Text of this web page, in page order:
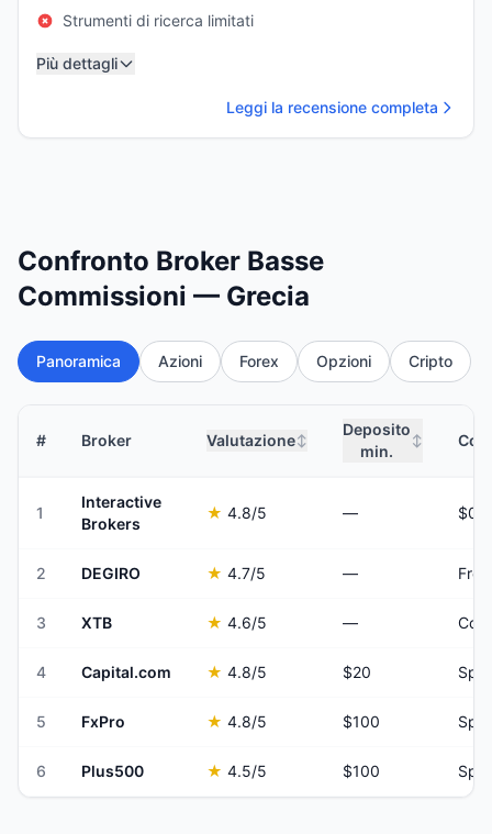
Strumenti di ricerca limitati
Più dettagli
Leggi la recensione completa
Confronto Broker Basse
Commissioni — Grecia
Panoramica Azioni Forex Opzioni Cripto
# Broker Valutazione↕
Deposito
min.
↕
1
Interactive
Brokers
★ 4.8/5 —
2 DEGIRO ★ 4.7/5 —
3 XTB ★ 4.6/5 —
4 Capital.com ★ 4.8/5 $20
5 FxPro ★ 4.8/5 $100
6 Plus500 ★ 4.5/5 $100